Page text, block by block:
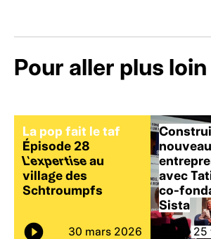
Pour aller plus loin
La pop fait le taf
Épisode 28
L’expertiseau
village des
Schtroumpfs
30 mars 2026
avec
co-
Sista
25